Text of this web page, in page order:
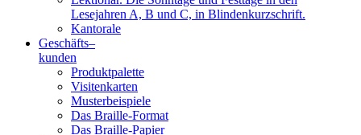
Lesejahren A, B und C, in Blindenkurzschrift.
Kantorale
Geschäfts­–
kunden
Produktpalette
Visitenkarten
Musterbeispiele
Das Braille-Format
Das Braille-Papier